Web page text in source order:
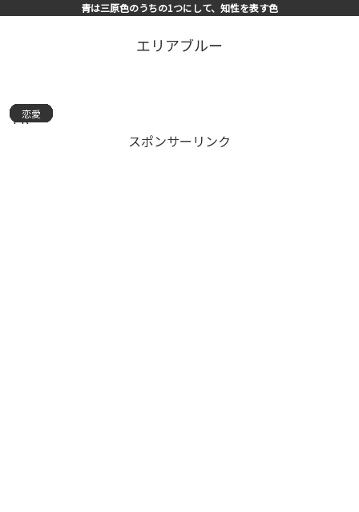
青は三原色のうちの1つにして、知性を表す色
エリアブルー
PR
スポンサーリンク
恋愛
恋愛
恋愛
恋愛
恋愛
恋愛
恋愛
恋愛
恋愛
恋愛
恋愛
恋愛
恋愛
恋愛
恋愛